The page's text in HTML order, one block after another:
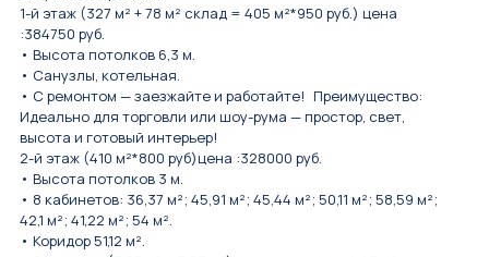
1-й этаж (327 м² + 78 м² склад = 405 м²*950 руб.) цена
:384750 руб.
• Высота потолков 6,3 м.
• Санузлы, котельная.
• С ремонтом — заезжайте и работайте! Преимущество:
Идеально для торговли или шоу-рума — простор, свет,
высота и готовый интерьер!
2-й этаж (410 м²*800 руб)цена :328000 руб.
• Высота потолков 3 м.
• 8 кабинетов: 36,37 м²; 45,91 м²; 45,44 м²; 50,11 м²; 58,59 м²;
42,1 м²; 41,22 м²; 54 м².
• Коридор 51,12 м².